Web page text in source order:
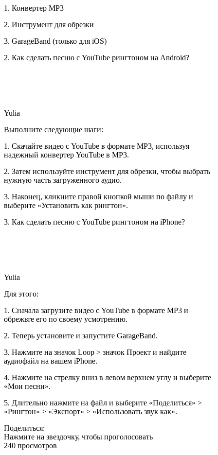
1. Конвертер MP3
2. Инструмент для обрезки
3. GarageBand (только для iOS)
2. Как сделать песню с YouTube рингтоном на Android?
Yulia
Выполните следующие шаги:
1. Скачайте видео с YouTube в формате MP3, используя
надежный конвертер YouTube в MP3.
2. Затем используйте инструмент для обрезки, чтобы выбрать
нужную часть загруженного аудио.
3. Наконец, кликните правой кнопкой мыши по файлу и
выберите «Установить как рингтон».
3. Как сделать песню с YouTube рингтоном на iPhone?
Yulia
Для этого:
1. Сначала загрузите видео с YouTube в формате MP3 и
обрежьте его по своему усмотрению.
2. Теперь установите и запустите GarageBand.
3. Нажмите на значок Loop > значок Проект и найдите
аудиофайл на вашем iPhone.
4. Нажмите на стрелку вниз в левом верхнем углу и выберите
«Мои песни».
5. Длительно нажмите на файл и выберите «Поделиться» >
«Рингтон» > «Экспорт» > «Использовать звук как».
Поделиться:
Нажмите на звездочку, чтобы проголосовать
240 просмотров